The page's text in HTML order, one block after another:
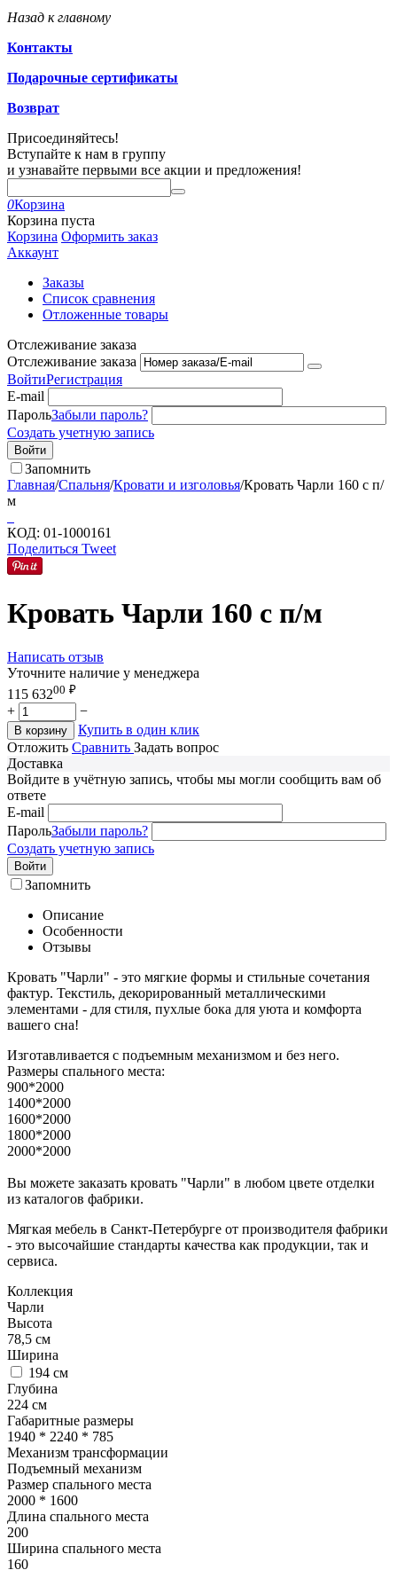
Назад к главному
Контакты
Подарочные сертификаты
Возврат
Присоединяйтесь!
Вступайте к нам в группу
и узнавайте первыми все акции и предложения!
0Корзина
Корзина пуста
Корзина Оформить заказ
Аккаунт
Заказы
Список сравнения
Отложенные товары
Отслеживание заказа
Отслеживание заказа
ВойтиРегистрация
E-mail
ПарольЗабыли пароль?
Создать учетную запись
Войти
Запомнить
Главная/Спальня/Кровати и изголовья/Кровать Чарли 160 с п/
м
КОД: 01-1000161
Поделиться Tweet
Кровать Чарли 160 с п/м
Написать отзыв
Уточните наличие у менеджера
115 63200 ₽
+ −
В корзину
Купить в один клик
Отложить Сравнить Задать вопрос
Доставка
Войдите в учётную запись, чтобы мы могли сообщить вам об
ответе
E-mail
ПарольЗабыли пароль?
Создать учетную запись
Войти
Запомнить
Описание
Особенности
Отзывы
Кровать "Чарли" - это мягкие формы и стильные сочетания
фактур. Текстиль, декорированный металлическими
элементами - для стиля, пухлые бока для уюта и комфорта
вашего сна!
Изготавливается с подъемным механизмом и без него.
Размеры спального места:
900*2000
1400*2000
1600*2000
1800*2000
2000*2000
Вы можете заказать кровать "Чарли" в любом цвете отделки
из каталогов фабрики.
Мягкая мебель в Санкт-Петербурге от производителя фабрики
- это высочайшие стандарты качества как продукции, так и
сервиса.
Коллекция
Чарли
Высота
78,5 см
Ширина
194 см
Глубина
224 см
Габаритные размеры
1940 * 2240 * 785
Механизм трансформации
Подъемный механизм
Размер спального места
2000 * 1600
Длина спального места
200
Ширина спального места
160